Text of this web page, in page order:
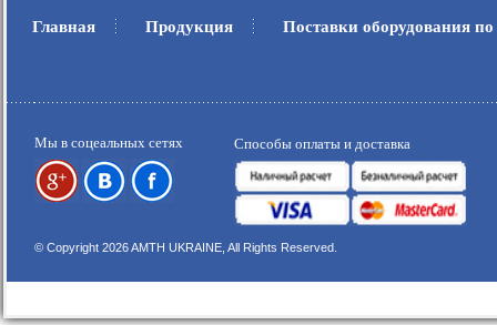
Главная . Продукция . Поставки оборудования
Мы в соцеальных сетях Способы оплаты и доставка
© Copyright 2026 AMTH UKRAINE, All Rights Reserved.